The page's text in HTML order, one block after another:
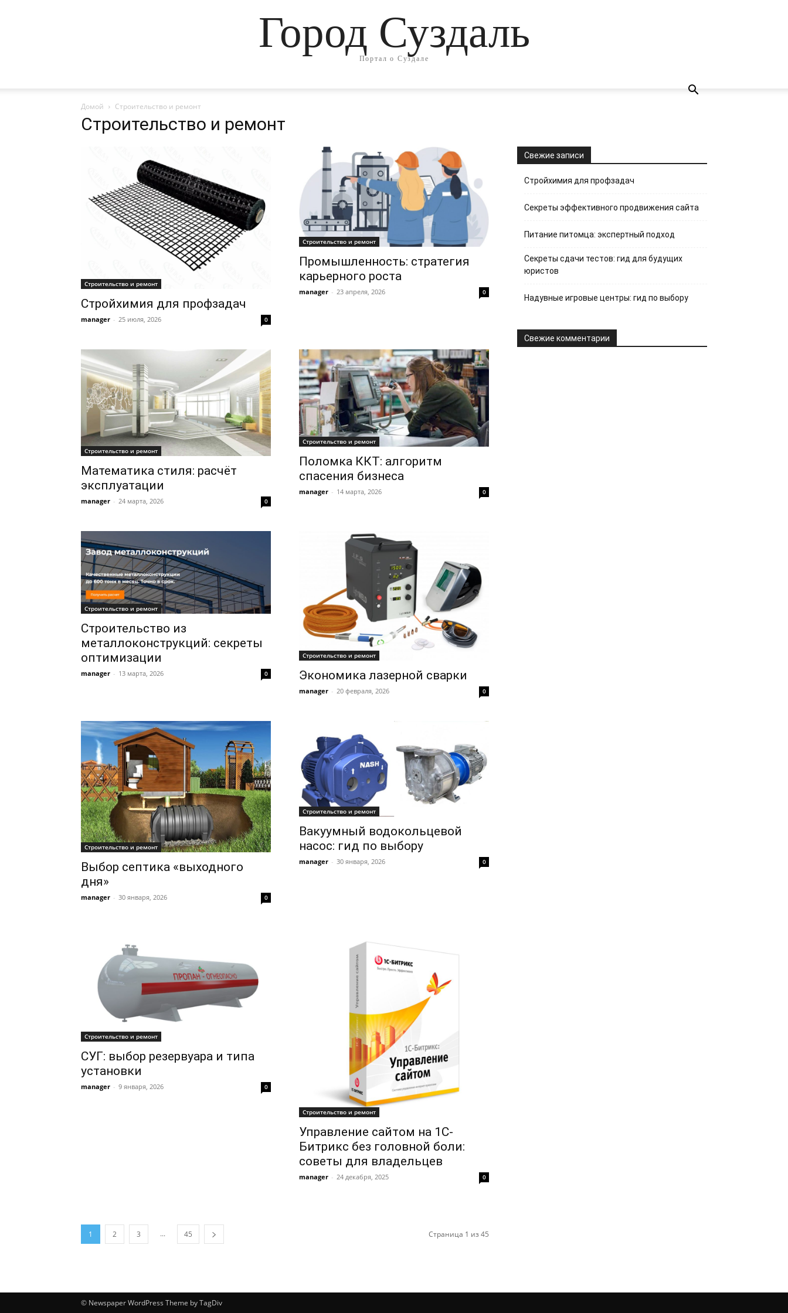
Город Суздаль
Портал о Суздале
Домой Строительство и ремонт
Строительство и ремонт
Строительство и ремонт
Стройхимия для профзадач
manager - 25 июля, 2026 0
Строительство и ремонт
Промышленность: стратегия
карьерного роста
manager - 23 апреля, 2026 0
Строительство и ремонт
Математика стиля: расчёт
эксплуатации
manager - 24 марта, 2026 0
Строительство и ремонт
Поломка ККТ: алгоритм
спасения бизнеса
manager - 14 марта, 2026 0
Строительство и ремонт
Строительство из
металлоконструкций: секреты
оптимизации
manager - 13 марта, 2026 0
Строительство и ремонт
Экономика лазерной сварки
manager - 20 февраля, 2026 0
Строительство и ремонт
Выбор септика «выходного
дня»
manager - 30 января, 2026 0
Строительство и ремонт
Вакуумный водокольцевой
насос: гид по выбору
manager - 30 января, 2026 0
Строительство и ремонт
СУГ: выбор резервуара и типа
установки
manager - 9 января, 2026 0
Строительство и ремонт
Управление сайтом на 1С-
Битрикс без головной боли:
советы для владельцев
manager - 24 декабря, 2025 0
1 2 3 ... 45 Страница 1 из 45
Свежие записи
Стройхимия для профзадач
Секреты эффективного продвижения сайта
Питание питомца: экспертный подход
Секреты сдачи тестов: гид для будущих
юристов
Надувные игровые центры: гид по выбору
Свежие комментарии
© Newspaper WordPress Theme by TagDiv